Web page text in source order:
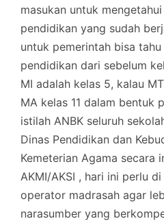
masukan untuk
pendidikan yang sudah
untuk pemerintah bisa
pendidikan dari sebelum
MI adalah kelas 5, kalau
MA kelas 11 dalam bentuk
istilah ANBK seluruh
Dinas Pendidikan dan
Kemeterian Agama secara
AKMI/AKSI , hari ini perlu
operator madrasah agar
narasumber yang